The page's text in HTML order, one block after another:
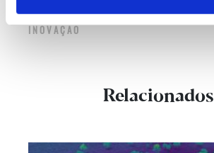
TECNOLOGIA
INOVAÇÃO
Relacionados